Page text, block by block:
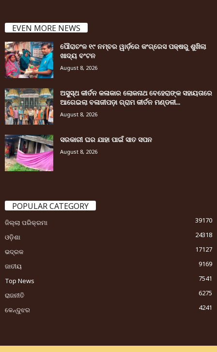
EVEN MORE NEWS
ପୌରାଚଂଳ ୧୯ ନମ୍ବର ୱାର୍ଡ଼ରେ କଂଗ୍ରେସ ପକ୍ଷରୁ ଶୁଖିଲା
ଖାଦ୍ୟ ବଂଟନ
August 8, 2026
ଅସୁସ୍ଥ କୀର୍ତନ କଳାକାର ଲୋକନାଥ ବେହେରାଙ୍କ ସହାୟତାରେ
ଆଗେଇଲା ବଳାଜୀପଡ଼ା ଗ୍ରାମ କୀର୍ତନ ମଣ୍ଡଳୀ...
August 8, 2026
ସରକାରୀ ଘର ଯାହା ପାଇଁ ସାତ ସପନ
August 8, 2026
POPULAR CATEGORY
ଜିଲ୍ଲା ପରିକ୍ରମା
39170
ଓଡ଼ିଶା
24318
ଭଦ୍ରକ
17127
ଜାତୀୟ
9169
Top News
7541
ରାଜନୀତି
6275
କେନ୍ଦୁଝର
4241